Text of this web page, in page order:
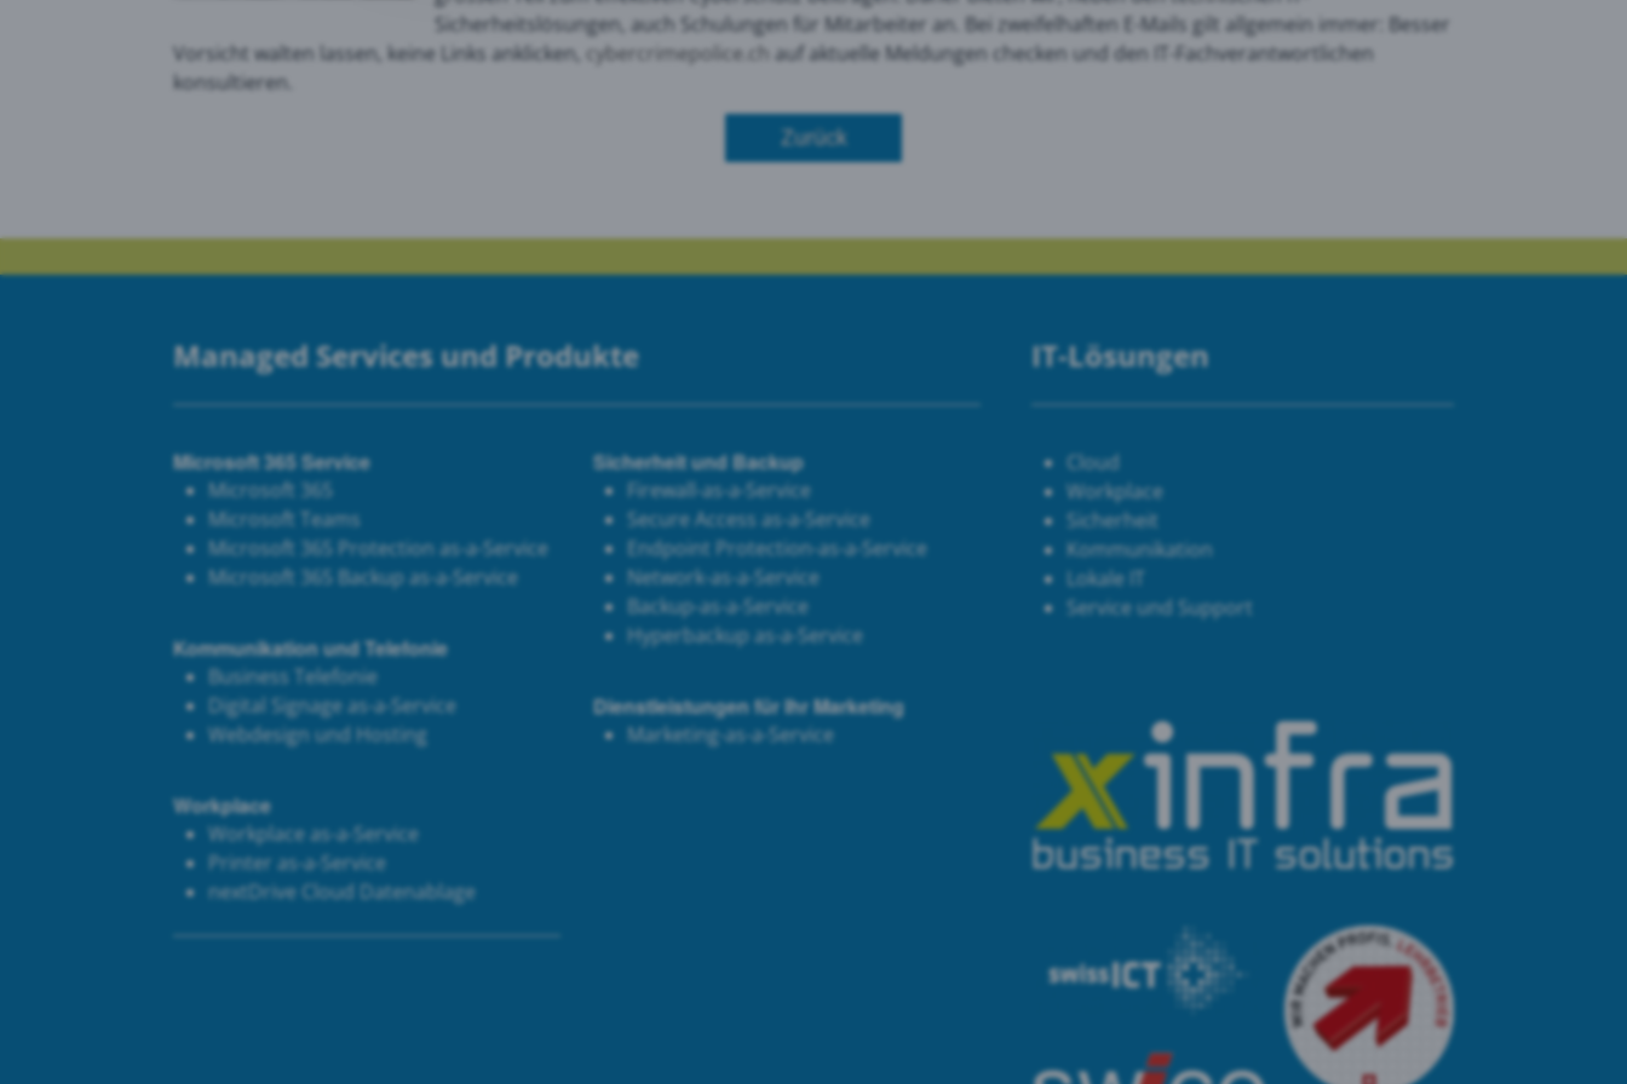
Sicherheitslösungen, auch Schulungen für Mitarbeiter an. Bei zweifelhaften E-Mails gilt allgemein immer: Besser
Vorsicht walten lassen, keine Links anklicken,
cyber crimepolice.ch auf aktuelle Meldungen checken und den IT-Fachverantwortlichen
konsultieren.
Zurück
Managed Services und Produkte
Microsoft 365 Service
Microsoft 365
Microsoft Teams
Microsoft 365 Protection as-a-Service
Microsoft 365 Backup as-a-Service
Kommunikation und Telefonie
Business Telefonie
Digital Signage as-a-Service
Webdesign und Hosting
Workplace
Workplace as-a-Service
Printer as-a-Service
nextDrive Cloud Datenablage
Sicherheit und Backup
Firewall-as-a-Service
Secure Access as-a-Service
Endpoint Protection-as-a-Service
Network-as-a-Service
Backup-as-a-Service
Hyperbackup as-a-Service
Dienstleistungen für Ihr Marketing
Marketing-as-a-Service
IT-Lösungen
Cloud
Workplace
Sicherheit
Kommunikation
Lokale IT
Service und Support